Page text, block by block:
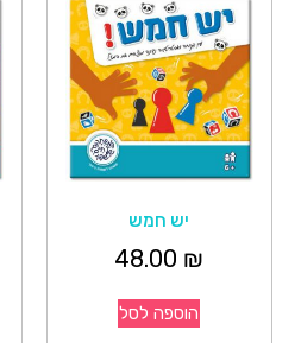
יש חמש
48.00 ₪
הוספה לסל